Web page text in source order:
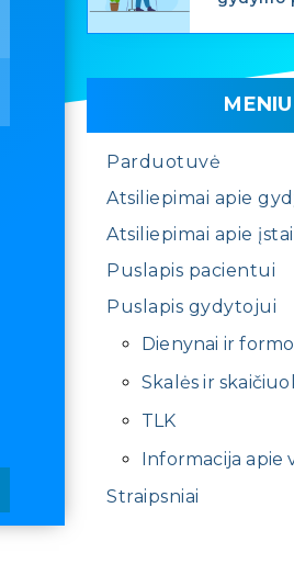
MENIU
Parduotuvė
Atsiliepimai apie
Atsiliepimai apie
Puslapis pacientui
Puslapis gydytojui
Dienynai ir
Skalės ir
TLK
Informacija apie
Straipsniai